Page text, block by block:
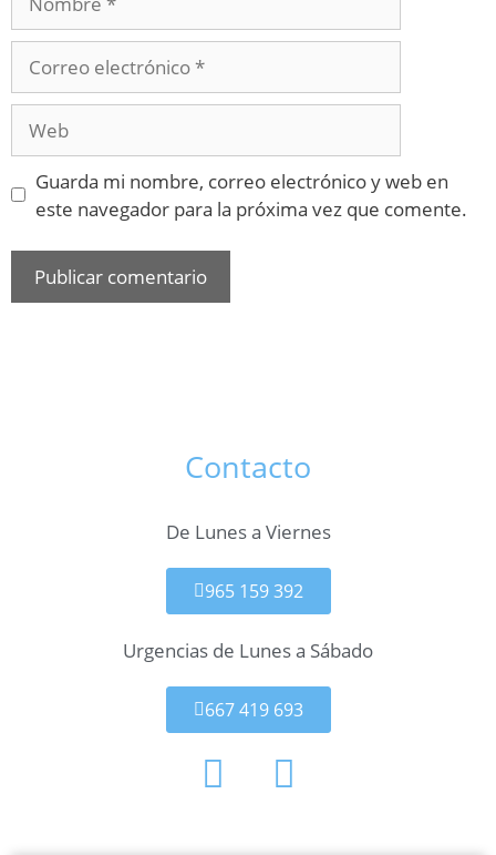
Guarda mi nombre, correo electrónico y web en
este navegador para la próxima vez que comente.
Contacto
De Lunes a Viernes
965 159 392
Urgencias de Lunes a Sábado
667 419 693